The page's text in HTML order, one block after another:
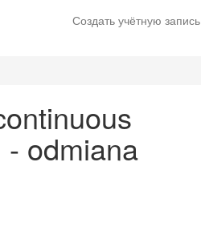
Создать учётную запись
odmiana